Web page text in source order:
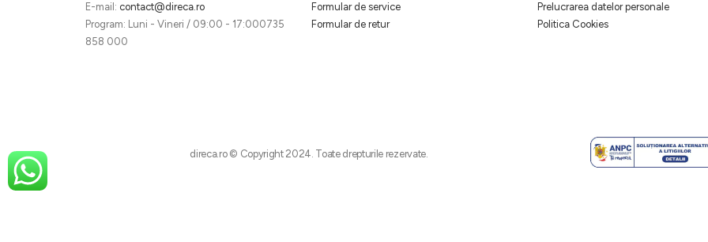
E-mail: contact@direca.ro
Program: Luni - Vineri / 09:00 - 17:000735
858 000
Formular de service
Formular de retur
Prelucrarea datelor personale
Politica Cookies
direca.ro © Copyright 2024. Toate drepturile rezervate.